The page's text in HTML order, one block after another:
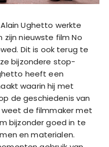
Ughetto werkte
zijn nieuwste film No
Dit is ook terug te
bijzondere stop-
heeft een
waarin hij met
de geschiedenis van
de filmmaker met
bijzonder goed in te
en materialen.